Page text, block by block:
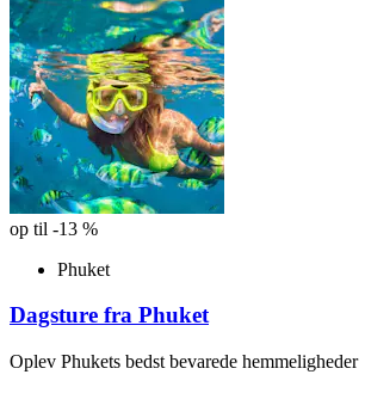
op til -13 %
Phuket
Dagsture fra Phuket
Oplev Phukets bedst bevarede hemmeligheder